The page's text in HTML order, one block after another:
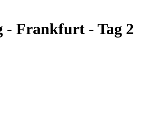
- Frankfurt - Tag 2